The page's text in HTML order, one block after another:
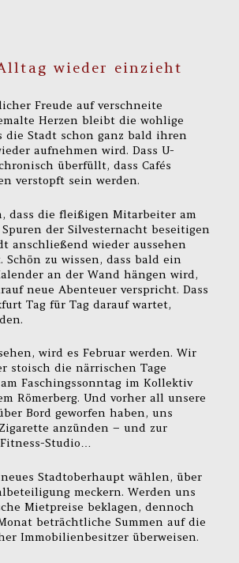
wieder einzieht
Freude auf verschneite
Herzen bleibt die wohlige
die Stadt schon ganz bald ihren
aufnehmen wird. Dass U-
überfüllt, dass Cafés
verstopft sein werden.
dass die fleißigen Mitarbeiter am
der Silvesternacht beseitigen
anschließend wieder aussehen
Schön zu wissen, dass bald ein
an der Wand hängen wird,
neue Abenteuer verspricht. Dass
Tag für Tag darauf wartet,
wird es Februar werden. Wir
stoisch die närrischen Tage
Faschingssonntag im Kollektiv
Römerberg. Und vorher all unsere
Bord geworfen haben, uns
anzünden – und zur
Studio…
Stadtoberhaupt wählen, über
meckern. Werden uns
Mietpreise beklagen, dennoch
beträchtliche Summen auf die
Immobilienbesitzer überweisen.